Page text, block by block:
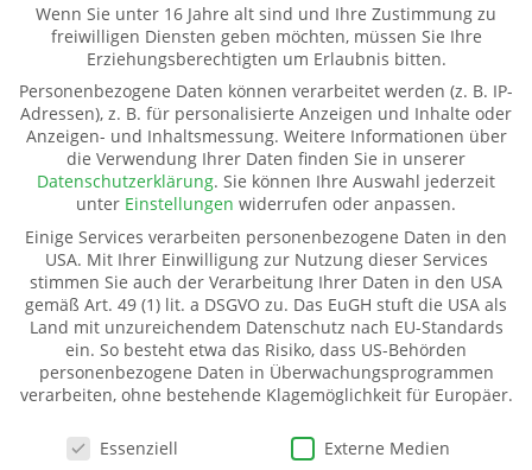
Weitere Informationen
Kontakt
Impressum
Datenschutz
Pate werden
Spenden
Mitglied werden
Kinderhilfe Westafrika e.V.
Kinderhilfe Westafrika e.V.
Dorfstraße 18 (Kahmer)
Wenn Sie unter 16 Jahre alt sind und Ihre Zustimmung zu
freiwilligen Diensten geben möchten, müssen Sie Ihre
Erziehungsberechtigten um Erlaubnis bitten.
Personenbezogene Daten können verarbeitet werden (z. B. IP-
Adressen), z. B. für personalisierte Anzeigen und Inhalte oder
Anzeigen- und Inhaltsmessung. Weitere Informationen über
die Verwendung Ihrer Daten finden Sie in unserer
Datenschutzerklärung. Sie können Ihre Auswahl jederzeit
unter Einstellungen widerrufen oder anpassen.
Einige Services verarbeiten personenbezogene Daten in den
USA. Mit Ihrer Einwilligung zur Nutzung dieser Services
stimmen Sie auch der Verarbeitung Ihrer Daten in den USA
gemäß Art. 49 (1) lit. a DSGVO zu. Das EuGH stuft die USA als
Land mit unzureichendem Datenschutz nach EU-Standards
ein. So besteht etwa das Risiko, dass US-Behörden
personenbezogene Daten in Überwachungsprogrammen
verarbeiten, ohne bestehende Klagemöglichkeit für Europäer.
Datenschutzeinstellungen
Essenziell Externe Medien